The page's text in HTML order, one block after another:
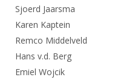
Sjoerd Jaarsma
Karen Kaptein
Remco Middelveld
Hans v.d. Berg
Emiel Wojcik